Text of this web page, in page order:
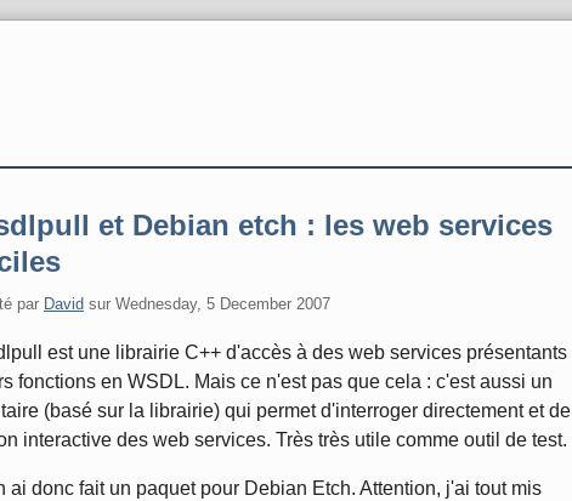
et Debian etch : les web services
par David sur Wednesday, 5 December 2007
est une librairie C++ d'accès à des web services présentants
fonctions en WSDL. Mais ce n'est pas que cela : c'est aussi un
(basé sur la librairie) qui permet d'interroger directement et de
interactive des web services. Très très utile comme outil de test.
ai donc fait un paquet pour Debian Etch. Attention, j'ai tout mis